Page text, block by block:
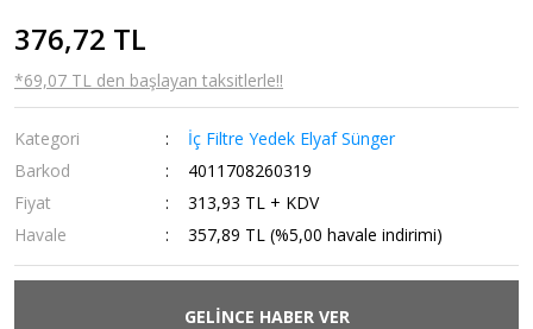
376,72 TL
*69,07 TL den başlayan taksitlerle!!
Kategori
İç Filtre Yedek Elyaf Sünger
Barkod
4011708260319
Fiyat
313,93 TL + KDV
Havale
357,89 TL (%5,00 havale indirimi)
GELİNCE HABER VER